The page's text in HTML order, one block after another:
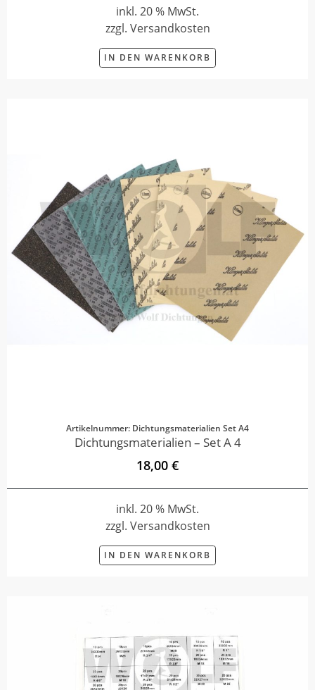
inkl. 20 % MwSt.
zzgl. Versandkosten
IN DEN WARENKORB
Artikelnummer: Dichtungsmaterialien Set A4
Dichtungsmaterialien – Set A 4
18,00 €
inkl. 20 % MwSt.
zzgl. Versandkosten
IN DEN WARENKORB